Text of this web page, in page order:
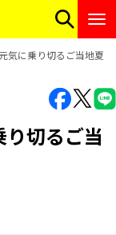
気に乗り切るご当地夏グ
切るご当